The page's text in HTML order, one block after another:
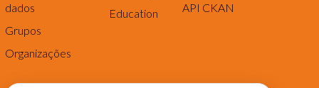
dados
Grupos
Organizações
Education
API CKAN